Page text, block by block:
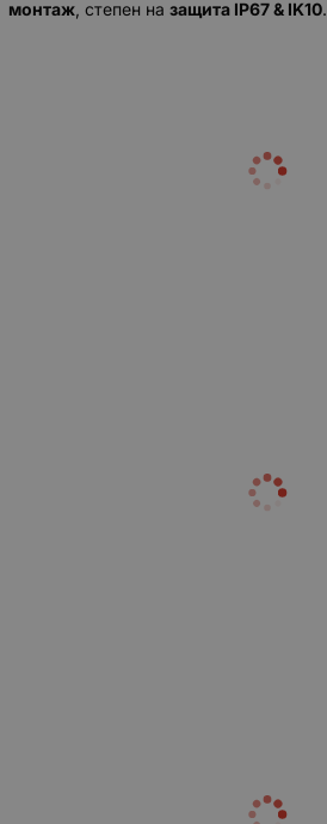
монтаж , степен на защита IP67 & IK10.